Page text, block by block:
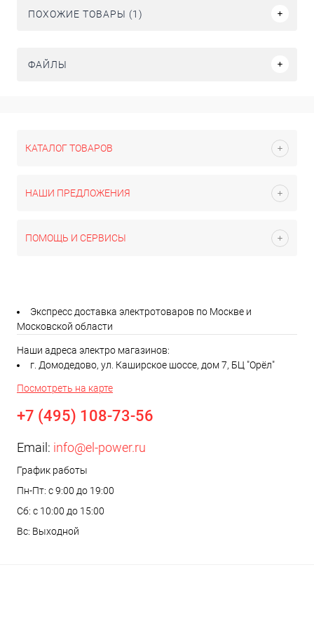
ПОХОЖИЕ ТОВАРЫ (1)
ФАЙЛЫ
КАТАЛОГ ТОВАРОВ
НАШИ ПРЕДЛОЖЕНИЯ
ПОМОЩЬ И СЕРВИСЫ
Экспресс доставка электротоваров по Москве и
Московской области
Наши адреса электро магазинов:
г. Домодедово, ул. Каширское шоссе, дом 7, БЦ "Орёл"
Посмотреть на карте
+7 (495) 108-73-56
Email: info@el-power.ru
График работы
Пн-Пт: с 9:00 до 19:00
Сб: с 10:00 до 15:00
Вс: Выходной